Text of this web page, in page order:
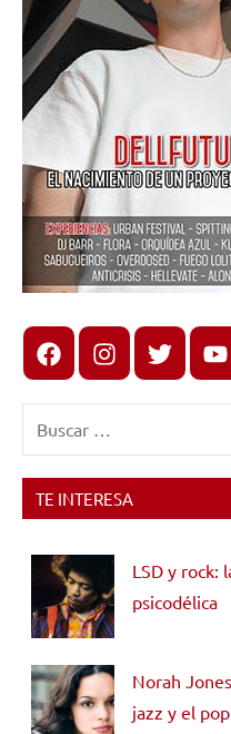
FacebookInstagram
X
TE INTERESA
LSD y rock:
psicodélica
Norah
jazz y el pop